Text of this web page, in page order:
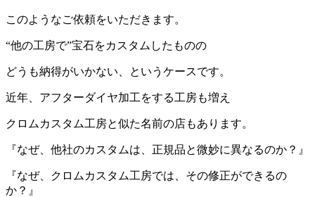
このようなご依頼をいただきます。
“他の工房で”宝石をカスタムしたものの
どうも納得がいかない、というケースです。
近年、アフターダイヤ加工をする工房も増え
クロムカスタム工房と似た名前の店もあります。
『なぜ、他社のカスタムは、正規品と微妙に異なるのか？』
『なぜ、クロムカスタム工房では、その修正ができるの
か？』